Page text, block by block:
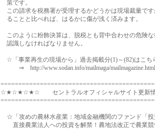
策です。
この請求を税務署が受理するかどうかは現場裁量で
ることと比べれば、はるかに傷が浅く済みます。
このように粉飾決算は、脱税とも背中合わせの危険
認識しなければなりません。
☆「事業再生の現場から」過去掲載分(1)～(82)はこち
⇒ http://www.sodan.info/mailmaga/mailmagazine.html
☆★☆★☆★☆ セントラルオフィシャルサイト
☆「攻めの農林水産業：地域金融機関のファンド「投
直接農業法人への投資を解禁！農地法改正で農業競